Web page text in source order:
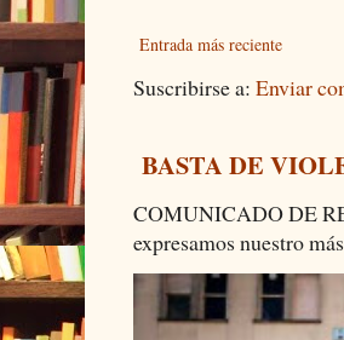
Entrada más reciente
Suscribirse a: Enviar
BASTA DE
COMUNICADO DE
expresamos nuestro